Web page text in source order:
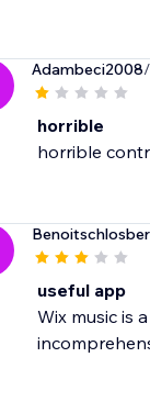
Adambeci2008
horrible
horrible
useful app
Wix music is